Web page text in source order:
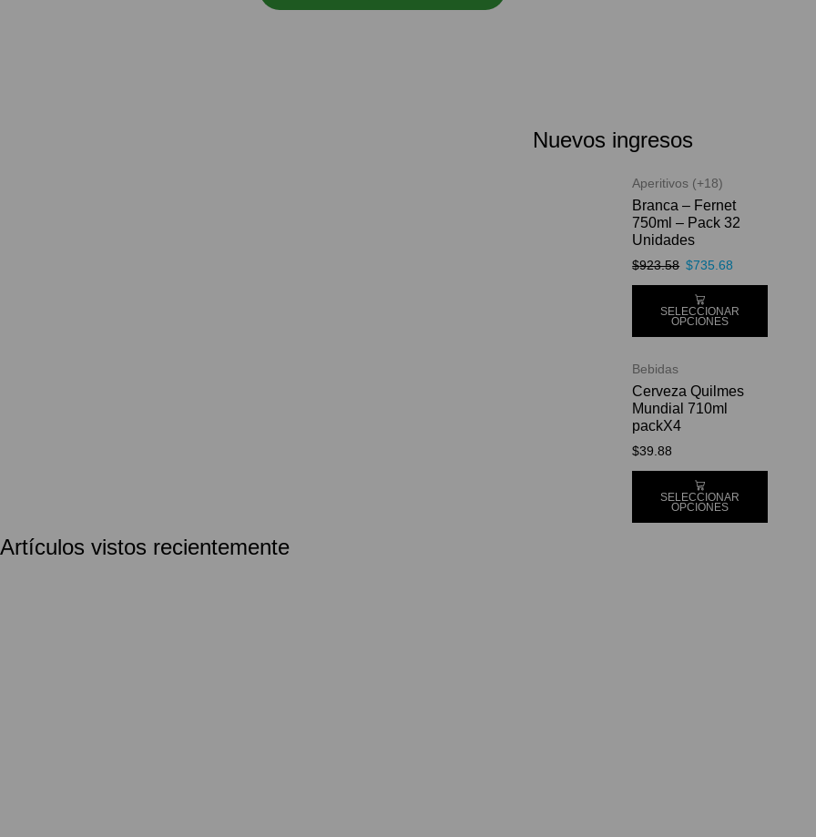
Nuevos ingresos
Aperitivos (+18)
Branca – Fernet
750ml – Pack 32
Unidades
$923.58 $735.68
SELECCIONAR
OPCIONES
Bebidas
Cerveza Quilmes
Mundial 710ml
packX4
$39.88
SELECCIONAR
OPCIONES
Artículos vistos recientemente